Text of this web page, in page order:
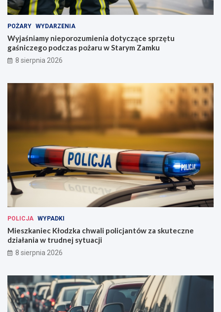
POŻARY WYDARZENIA
Wyjaśniamy nieporozumienia dotyczące sprzętu
gaśniczego podczas pożaru w Starym Zamku
8 sierpnia 2026
POLICJA WYPADKI
Mieszkaniec Kłodzka chwali policjantów za skuteczne
działania w trudnej sytuacji
8 sierpnia 2026